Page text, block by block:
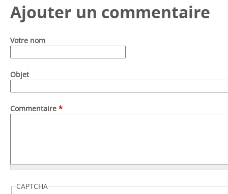
Ajouter un commentaire
Votre nom
Objet
Commentaire *
CAPTCHA